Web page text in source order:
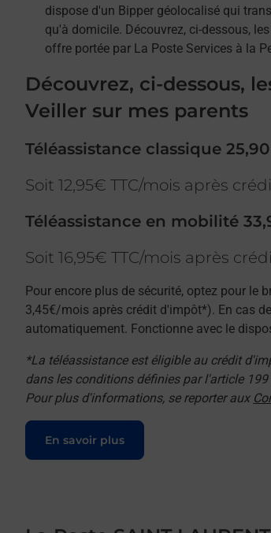
dispose d'un Bipper géolocalisé qui
qu'à domicile. Découvrez, ci-dessous,
offre portée par La Poste Services à la
Découvrez, ci-dessous,
Veiller sur mes parents
Téléassistance classique
Soit 12,95€ TTC/mois après
Téléassistance en mobilité
Soit 16,95€ TTC/mois après
Pour encore plus de sécurité, optez pour le
3,45€/mois après crédit d'impôt*). En cas
automatiquement. Fonctionne avec le
*La téléassistance est éligible au crédit
dans les conditions définies par l'article
Pour plus d'informations, se reporter aux
En savoir plus
Le lien s'ouvre dans un nouvel onglet